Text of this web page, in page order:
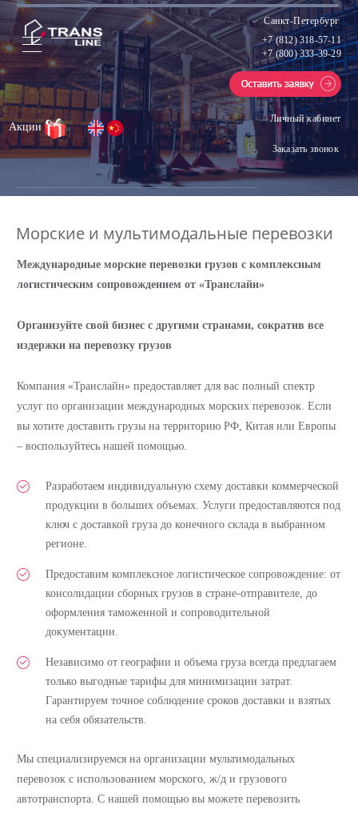
Санкт-Петербург
Заказать звонок
+7 (812) 318-57-11
+7 (800) 333-39-29
Личный кабинет
Акции
Морские и мультимодальные перевозки
Международные морские перевозки грузов с комплексным
логистическим сопровождением от «Транслайн»
Организуйте свой бизнес с другими странами, сократив все
издержки на перевозку грузов
Компания «Транслайн» предоставляет для вас полный спектр
услуг по организации международных морских перевозок. Если
вы хотите доставить грузы на территорию РФ, Китая или Европы
– воспользуйтесь нашей помощью.
Разработаем индивидуальную схему доставки коммерческой
продукции в больших объемах. Услуги предоставляются под
ключ с доставкой груза до конечного склада в выбранном
регионе.
Предоставим комплексное логистическое сопровождение: от
консолидации сборных грузов в стране-отправителе, до
оформления таможенной и сопроводительной
документации.
Независимо от географии и объема груза всегда предлагаем
только выгодные тарифы для минимизации затрат.
Гарантируем точное соблюдение сроков доставки и взятых
на себя обязательств.
Мы специализируемся на организации мультимодальных
перевозок с использованием морского, ж/д и грузового
автотранспорта. С нашей помощью вы можете перевозить